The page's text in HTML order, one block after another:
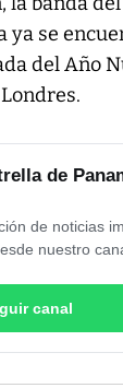
ya se
del Año
de
de noticias
nuestro
canal